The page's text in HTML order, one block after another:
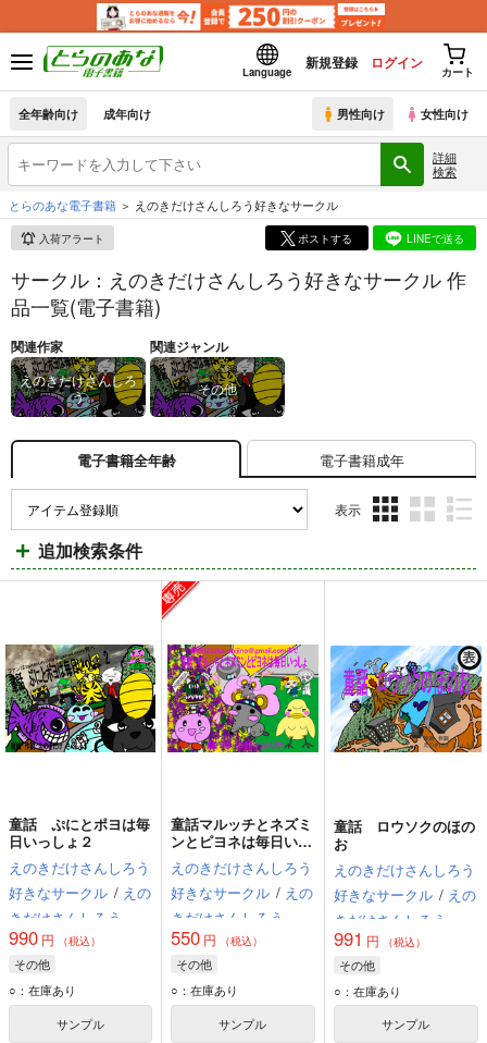
Language
新規登録 ログイン
カート
全年齢向け 成年向け 男性向け 女性向け
詳細
検索
とらのあな電子書籍 えのきだけさんしろう好きなサークル
入荷アラート ポストする LINEで送る
サークル：えのきだけさんしろう好きなサークル 作
品一覧(電子書籍)
関連作家
えのきだけさんしろ
う
関連ジャンル
その他
電子書籍全年齢 電子書籍成年
表示
ム
表
ム
表
ム
表
追加検索条件
童話 ぷにとポヨは毎
日いっしょ２
えのきだけさんしろう
好きなサークル / えの
きだけさんしろう
990 円 （税込）
その他
○：在庫あり
サンプル
童話マルッチとネズミ
ンとピヨネは毎日いっ
しょ
えのきだけさんしろう
好きなサークル / えの
きだけさんしろう
550 円 （税込）
その他
○：在庫あり
サンプル
童話 ロウソクのほの
お
えのきだけさんしろう
好きなサークル / えの
きだけさんしろう
991 円 （税込）
その他
○：在庫あり
サンプル